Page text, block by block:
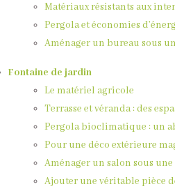
Matériaux résistants aux
Pergola et économies
Aménager un bureau sous
Fontaine de jardin
Le matériel agricole
Terrasse et véranda : des
Pergola bioclimatique : un
Pour une déco extérieure
Aménager un salon sous
Ajouter une véritable pièce